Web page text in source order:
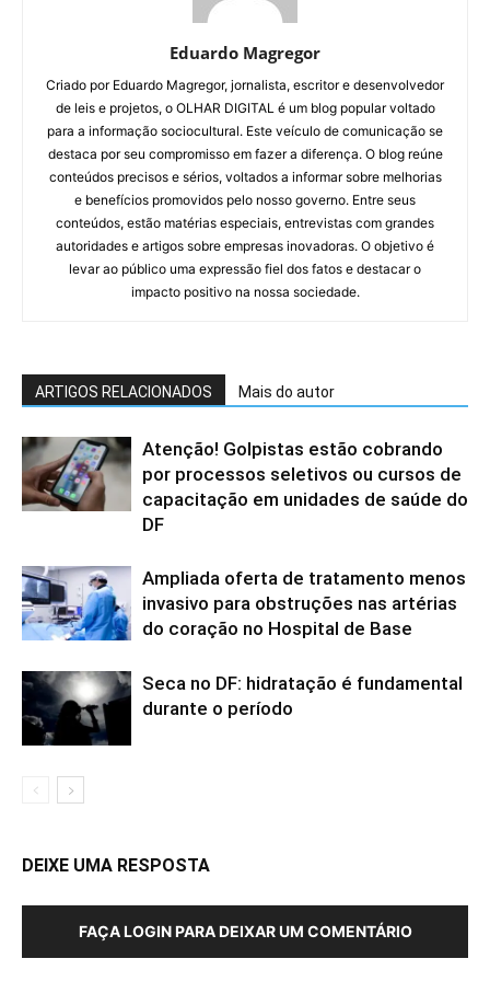
Eduardo Magregor
Criado por Eduardo Magregor, jornalista, escritor e desenvolvedor
de leis e projetos, o OLHAR DIGITAL é um blog popular voltado
para a informação sociocultural. Este veículo de comunicação se
destaca por seu compromisso em fazer a diferença. O blog reúne
conteúdos precisos e sérios, voltados a informar sobre melhorias
e benefícios promovidos pelo nosso governo. Entre seus
conteúdos, estão matérias especiais, entrevistas com grandes
autoridades e artigos sobre empresas inovadoras. O objetivo é
levar ao público uma expressão fiel dos fatos e destacar o
impacto positivo na nossa sociedade.
ARTIGOS RELACIONADOS Mais do autor
Atenção! Golpistas estão cobrando
por processos seletivos ou cursos de
capacitação em unidades de saúde do
DF
Ampliada oferta de tratamento menos
invasivo para obstruções nas artérias
do coração no Hospital de Base
Seca no DF: hidratação é fundamental
durante o período
DEIXE UMA RESPOSTA
FAÇA LOGIN PARA DEIXAR UM COMENTÁRIO